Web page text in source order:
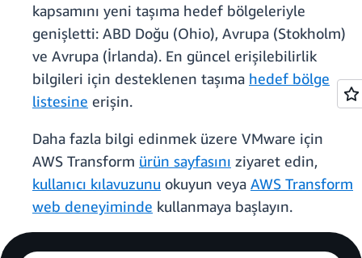
kapsamını yeni taşıma hedef bölgeleriyle
genişletti: ABD Doğu (Ohio), Avrupa (Stokholm)
ve Avrupa (İrlanda). En güncel erişilebilirlik
bilgileri için desteklenen taşıma hedef bölge
listesine erişin.
Daha fazla bilgi edinmek üzere VMware için
AWS Transform ürün sayfasını ziyaret edin,
kullanıcı kılavuzunu okuyun veya AWS Transform
web deneyiminde kullanmaya başlayın.